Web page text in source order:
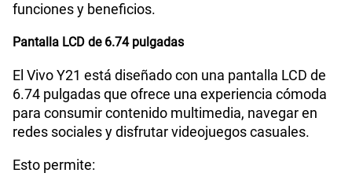
funciones y beneficios.
Pantalla LCD de 6.74 pulgadas
El Vivo Y21 está diseñado con una pantalla LCD de
6.74 pulgadas que ofrece una experiencia cómoda
para consumir contenido multimedia, navegar en
redes sociales y disfrutar videojuegos casuales.
Esto permite: